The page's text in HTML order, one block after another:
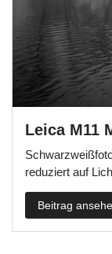
Leica M11
reduziert auf
Beitrag